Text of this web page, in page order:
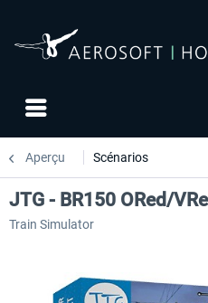
Aperçu Scénarios
JTG - BR150 ORed/
Train Simulator